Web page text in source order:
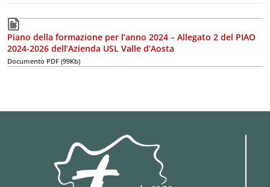
Piano della formazione per l’anno 2024 – Allegato 2 del PIAO
2024-2026 dell’Azienda USL Valle d’Aosta
Documento PDF (99Kb)